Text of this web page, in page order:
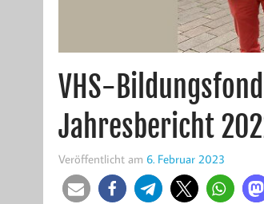
VHS-
Jahresbericht
Veröffentlicht am 6. Februar 2023